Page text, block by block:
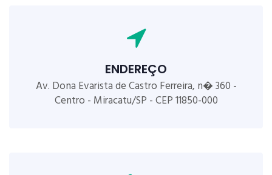
ENDEREÇO
Av. Dona Evarista de Castro Ferreira, n� 360 -
Centro - Miracatu/SP - CEP 11850-000